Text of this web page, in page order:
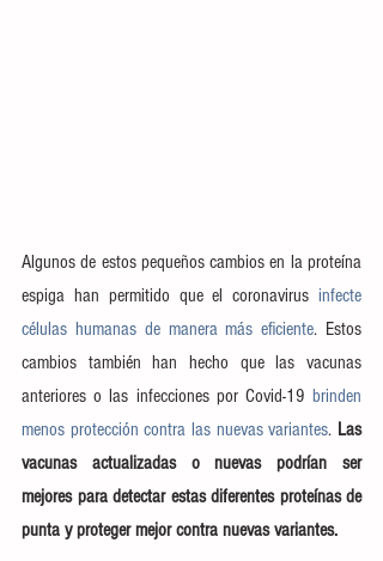
Algunos de estos pequeños cambios en la proteína
espiga han permitido que el coronavirus infecte
células humanas de manera más eficiente. Estos
cambios también han hecho que las vacunas
anteriores o las infecciones por Covid-19 brinden
menos protección contra las nuevas variantes. Las
vacunas actualizadas o nuevas podrían ser
mejores para detectar estas diferentes proteínas de
punta y proteger mejor contra nuevas variantes.